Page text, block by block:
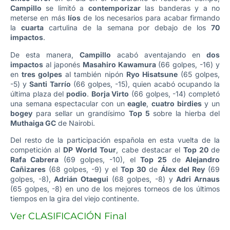
Campillo se limitó a contemporizarlas banderas y a no
meterse en más líos de los necesarios para acabar firmando
la cuartacartulina de la semana por debajo de los70
impactos.
De esta manera, Campillo acabó aventajando en dos
impactos al japonés Masahiro Kawamura(66 golpes, -16) y
entres golpes al también nipón Ryo Hisatsune(65 golpes,
-5) ySanti Tarrío (66 golpes, -15), quien acabó ocupando la
última plaza del podio. Borja Virto (66 golpes, -14) completó
una semana espectacular con uneagle,cuatro birdiesy un
bogey para sellar un grandísimo Top 5 sobre la hierba del
Muthaiga GC de Nairobi.
Del resto de la participación española en esta vuelta de la
competición al DP World Tour, cabe destacar el Top 20de
Rafa Cabrera (69 golpes, -10), elTop 25 deAlejandro
Cañizares (68 golpes, -9) y el Top 30 de Álex del Rey (69
golpes, -8),Adrián Otaegui (68 golpes, -8) yAdri Arnaus
(65 golpes, -8) en uno de los mejores torneos de los últimos
tiempos en la gira del viejo continente.
Ver CLASIFICACIÓN Final